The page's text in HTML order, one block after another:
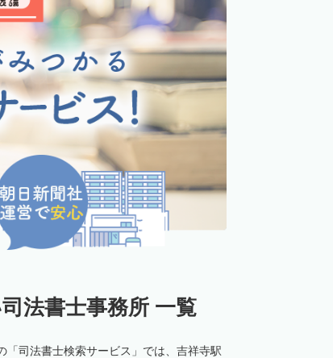
法書士事務所 一覧
司法書士検索サービス」では、吉祥寺駅